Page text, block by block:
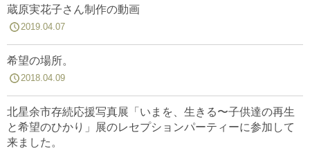
蔵原実花子さん制作の動画
2019.04.07
希望の場所。
2018.04.09
北星余市存続応援写真展「いまを、生きる〜子供達の再生
と希望のひかり」展のレセプションパーティーに参加して
来ました。